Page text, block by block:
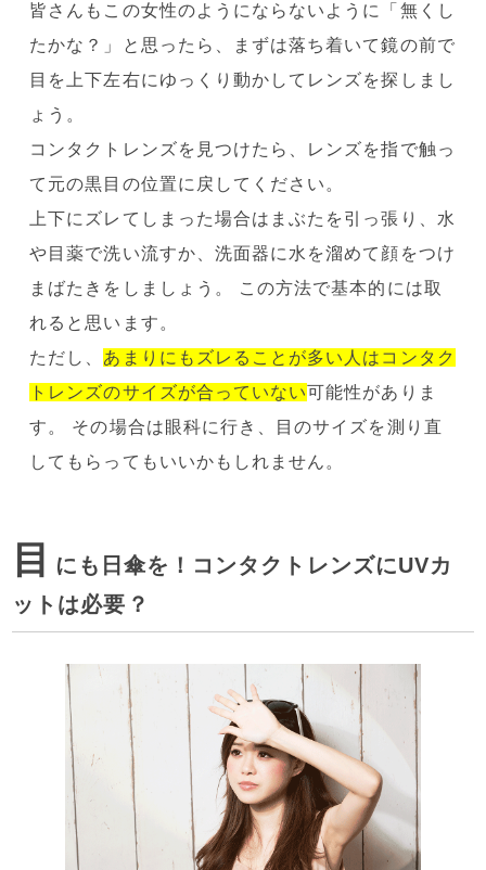
皆さんもこの女性のようにならないように「無くし
たかな？」と思ったら、まずは落ち着いて鏡の前で
目を上下左右にゆっくり動かしてレンズを探しまし
ょう。
コンタクトレンズを見つけたら、レンズを指で触っ
て元の黒目の位置に戻してください。
上下にズレてしまった場合はまぶたを引っ張り、水
や目薬で洗い流すか、洗面器に水を溜めて顔をつけ
まばたきをしましょう。 この方法で基本的には取
れると思います。
ただし、 あまりにもズレることが多い人はコンタク
トレンズのサイズが合っていない可能性がありま
す。 その場合は眼科に行き、目のサイズを測り直
してもらってもいいかもしれません。
目
にも日傘を！コンタクトレンズにUVカ
ットは必要？